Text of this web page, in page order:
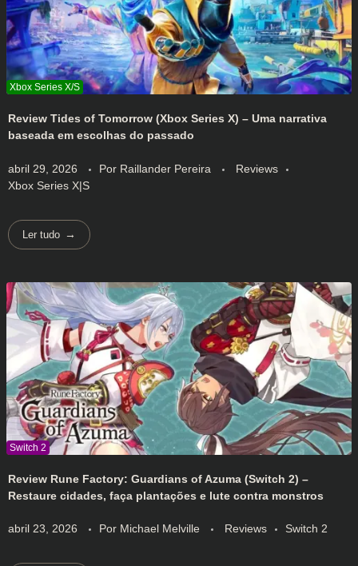
Review Tides of Tomorrow (Xbox Series X) – Uma narrativa
baseada em escolhas do passado
abril 29, 2026 Por Raillander Pereira
Reviews
Xbox Series X|S
Ler tudo
Review Rune Factory: Guardians of Azuma (Switch 2) –
Restaure cidades, faça plantações e lute contra monstros
abril 23, 2026 Por Michael Melville Reviews Switch 2